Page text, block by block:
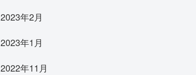
2023年2月
2023年1月
2022年11月